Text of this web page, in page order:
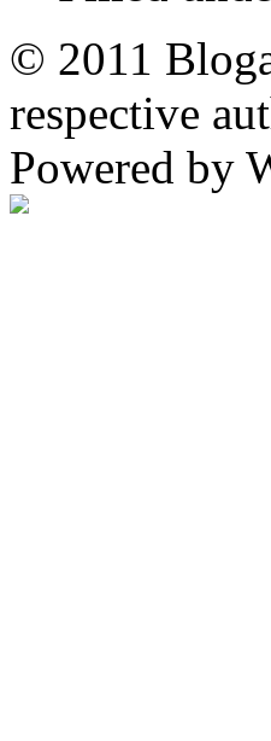
© 2011
respective
Powered by